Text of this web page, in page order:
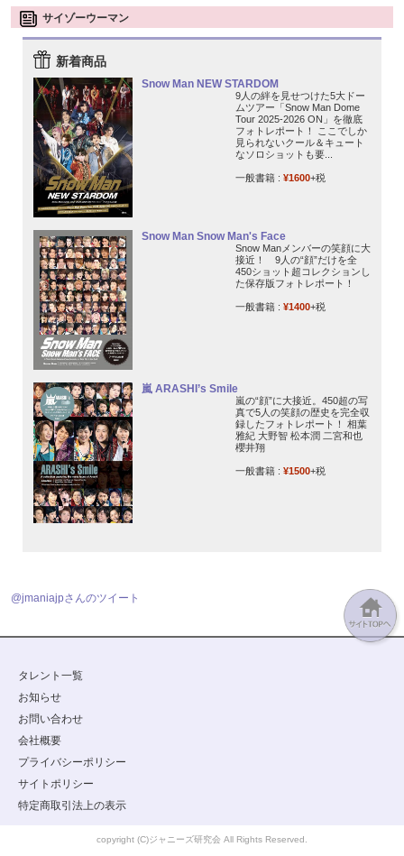
サイゾーウーマン
新着商品
Snow Man NEW STARDOM
9人の絆を見せつけた5大ドー
ムツアー「Snow Man Dome
Tour 2025-2026 ON」を徹底
フォトレポート！ ここでしか
見られないクール＆キュート
なソロショットも要...
一般書籍 : ¥1600+税
Snow Man Snow Man's Face
Snow Manメンバーの笑顔に大
接近！ 9人の“顔”だけを全
450ショット超コレクションし
た保存版フォトレポート！
一般書籍 : ¥1400+税
嵐 ARASHI’s Smile
嵐の“顔”に大接近。450超の写
真で5人の笑顔の歴史を完全収
録したフォトレポート！ 相葉
雅紀 大野智 松本潤 二宮和也
櫻井翔
一般書籍 : ¥1500+税
@jmaniajpさんのツイート
タレント一覧
お知らせ
お問い合わせ
会社概要
プライバシーポリシー
サイトポリシー
特定商取引法上の表示
copyright (C)ジャニーズ研究会 All Rights Reserved.